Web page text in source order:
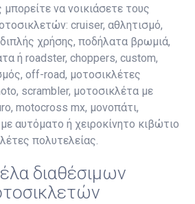
να νοικιάσετε τους
cruiser, αθλητισμό,
χρήσης, ποδήλατα βρωμιά,
ή roadster, choppers, custom,
off-road, μοτοσικλέτες
scrambler, μοτοσικλέτα με
motocross mx, μονοπάτι,
αυτόματο ή χειροκίνητο κιβώτιο
πολυτελείας.
διαθέσιμων